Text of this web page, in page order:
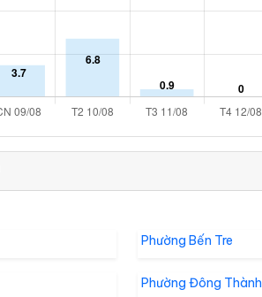
Phường Bến Tre
Phường Đông Thành